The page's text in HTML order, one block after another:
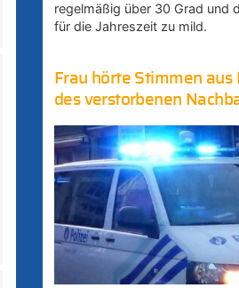
regelmäßig über 30 Grad und
für die Jahreszeit zu mild.
Frau hörte Stimmen aus
des verstorbenen